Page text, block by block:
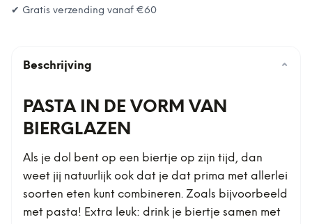
✔ Gratis verzending vanaf €60
Beschrijving ⌄
PASTA IN DE VORM VAN
BIERGLAZEN
Als je dol bent op een biertje op zijn tijd, dan
weet jij natuurlijk ook dat je dat prima met allerlei
soorten eten kunt combineren. Zoals bijvoorbeeld
met pasta! Extra leuk: drink je biertje samen met